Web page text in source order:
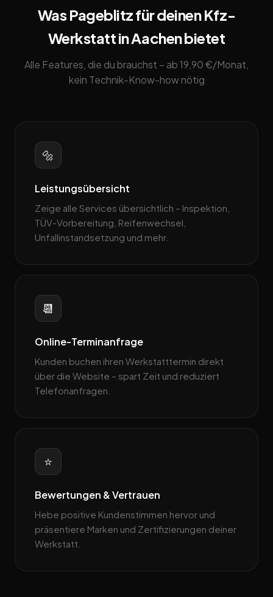
Was Pageblitz für deinen Kfz-
Werkstatt in Aachen bietet
Alle Features, die du brauchst – ab 19,90 €/Monat,
kein Technik-Know-how nötig
🔩
Leistungsübersicht
Zeige alle Services übersichtlich – Inspektion,
TÜV-Vorbereitung, Reifenwechsel,
Unfallinstandsetzung und mehr.
📆
Online-Terminanfrage
Kunden buchen ihren Werkstatttermin direkt
über die Website – spart Zeit und reduziert
Telefonanfragen.
⭐
Bewertungen & Vertrauen
Hebe positive Kundenstimmen hervor und
präsentiere Marken und Zertifizierungen deiner
Werkstatt.